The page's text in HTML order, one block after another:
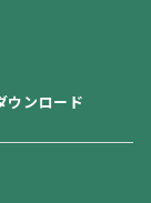
ウンロード